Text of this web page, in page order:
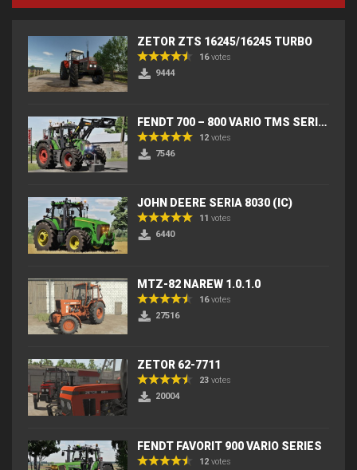
ZETOR ZTS 16245/16245 TURBO
16votes
9444
FENDT 700 – 800 VARIO TMS SERIES (IC) V2
12 votes
7546
JOHN DEERE SERIA 8030 (IC)
11 votes
6440
MTZ-82 NAREW 1.0.1.0
16votes
27516
ZETOR 62-7711
23 votes
20004
FENDT FAVORIT 900 VARIO SERIES
12 votes